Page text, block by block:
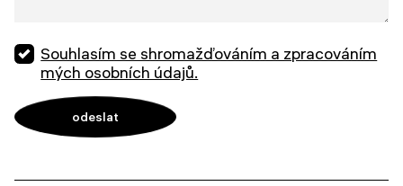
Souhlasím se shromažďováním a zpracováním
mých osobních údajů.